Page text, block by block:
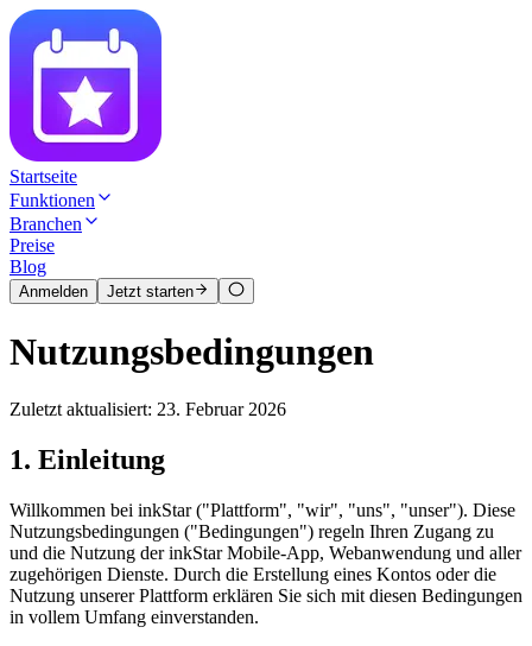
Startseite
Funktionen
Branchen
Preise
Blog
Anmelden Jetzt starten
Nutzungsbedingungen
Zuletzt aktualisiert: 23. Februar 2026
1. Einleitung
Willkommen bei inkStar ("Plattform", "wir", "uns", "unser"). Diese
Nutzungsbedingungen ("Bedingungen") regeln Ihren Zugang zu
und die Nutzung der inkStar Mobile-App, Webanwendung und aller
zugehörigen Dienste. Durch die Erstellung eines Kontos oder die
Nutzung unserer Plattform erklären Sie sich mit diesen Bedingungen
in vollem Umfang einverstanden.